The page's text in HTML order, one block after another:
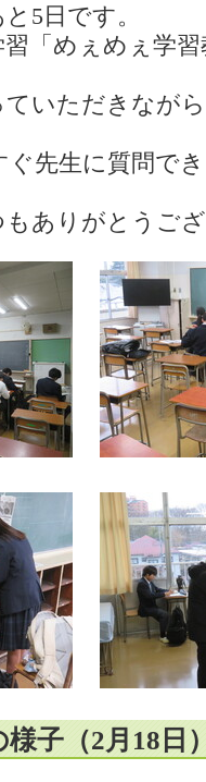
5日です。
習「めぇめぇ学
いただきなが
先生に質問で
もありがとうご
子（2月18日